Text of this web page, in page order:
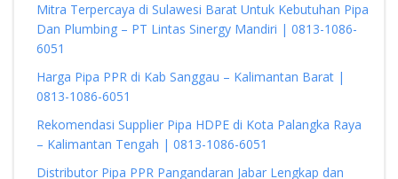
Mitra Terpercaya di Sulawesi Barat Untuk Kebutuhan Pipa
Dan Plumbing – PT Lintas Sinergy Mandiri | 0813-1086-
6051
Harga Pipa PPR di Kab Sanggau – Kalimantan Barat |
0813-1086-6051
Rekomendasi Supplier Pipa HDPE di Kota Palangka Raya
– Kalimantan Tengah | 0813-1086-6051
Distributor Pipa PPR Pangandaran Jabar Lengkap dan